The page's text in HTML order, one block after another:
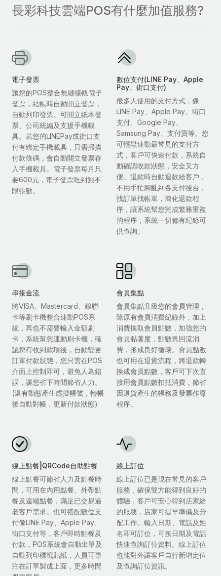
長彩科技雲端POS有什麼加值服務?
電子發票
讓您的POS整合無縫接軌電子
發票，結帳時自動開立發票，
自動列印發票。可開立紙本發
票、公司統編及支援手機載
具。若您的LINEPay或街口支
付有綁定手機載具，只需掃描
付款條碼，會自動開立發票存
入手機載具。電子發票每月只
要600元，電子發票吃到飽不
限張數。
數位支付(LINE Pay、Apple
Pay、街口支付)
最多人使用的支付方式，像
LINE Pay、Apple Pay、街口
支付、Google Pay、
Samsung Pay、支付寶等。您
可輕鬆連動最常見的支付方
式，客戶可快速付款，系統自
動確認收款狀態，安全又方
便。退款時自動退款給客戶，
不用手忙腳亂到各支付後台，
找訂單找帳單，簡化退款程
序，讓系統幫您完成繁雜重複
的程序，系統一切都有紀錄可
供查詢。
串接金流
將VISA、Mastercard、銀聯
卡等刷卡機整合連動POS系
統，再也不需要輸入金額刷
卡，系統幫您連動刷卡機，確
認您有收到款項後，自動變更
訂單付款狀態，您只需在POS
介面上控制即可，避免人為錯
誤，讓您省下時間節省人力。
(還有動態產生虛擬帳號，轉帳
後自動對帳，更新付款狀態)
會員集點
會員集點升級您的會員管理，
除原有會員消費紀錄外，加上
消費換取會員點數，加強您的
會員黏著度，點數再回流消
費，形成良好循環。會員點數
也可用在退貨流程，將退款轉
換成會員點數，客戶可下次直
接用會員點數扣抵消費，節省
因退貨產生的帳務及發票作廢
程序。
線上點餐|QRCode自助點餐
線上點餐可節省人力及點餐時
間，可用在內用點餐、外帶點
餐及遠端點餐，滿足已交易過
老客戶需求。也可搭配數位支
付像LINE Pay、Apple Pay、
街口支付等，客戶即時點餐及
付款，POS系統會自動出單及
自動列印標籤貼紙，人員可專
注在訂單製成上面，更多時間
線上訂位
線上訂位已是現在常見的客戶
服務，確保雙方能得到良好的
體驗，客戶可安心得到店家給
的服務，店家可提早準備及分
配工作。輸入日期、電話及姓
名即可訂位，可按日期及電話
快速查詢訂位資料。線上訂位
也能對外讓客戶自行新增定位
及查詢訂位資訊。